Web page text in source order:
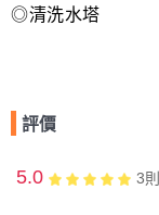
◎清洗水塔
評價
5.0 3